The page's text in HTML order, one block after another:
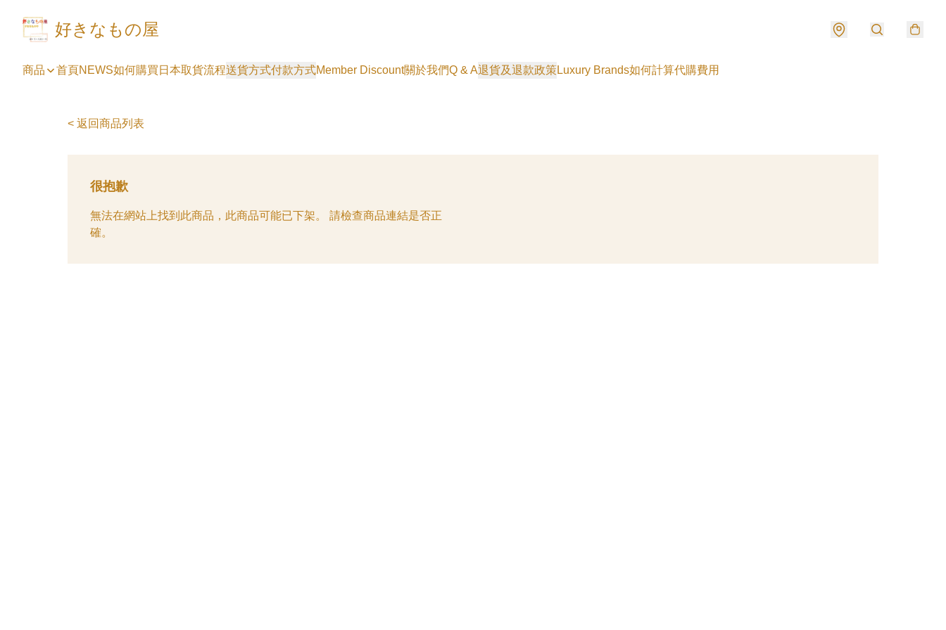
好きなもの屋
商品 首頁NEWS如何購買 日本取貨流程送貨方式付款方式Member Discount關於我們Q & A退貨及退款政策Luxury Brands如何計算代購費用
< 返回商品列表
很抱歉
無法在網站上找到此商品，此商品可能已下架。 請檢查商品連結是否正
確。